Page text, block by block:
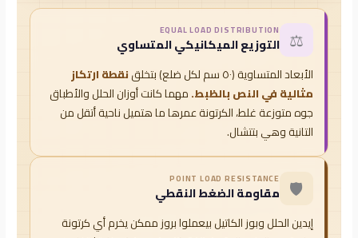
⚖️
EQUAL LOAD DISTRIBUTION
التوزيع الميكانيكي المتساوي
الأبعاد المتساوية (٥٠ سم لكل ضلع) بتخلق
نقطة ارتكاز
مثالية في النص بالظبط.مهما كانت أوزان الحلل والأطباق
جوه متوزعة غلط، الكرتونة عمرها ما هتميل ناحية أتقل من
التانية وهي بتتشال.
🛡️
POINT LOAD RESISTANCE
مقاومة الضغط النقطي
إيدين الحلل وبوز الكاتيل بيعملوا بروز ممكن يخرم أي كرتونة